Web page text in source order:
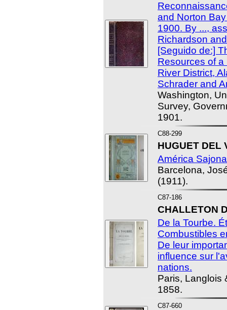
and Norton
1900. By ...,
Richardson
[Seguido de:]
Resources of a
River District,
Schrader and
Washington,
Survey,
1901.
C88-299
HUGUET DEL
América
Barcelona,
(1911).
C87-186
CHALLETON
De la Tourbe.
Combustibles
De leur
influence sur
nations.
Paris, Langlois
1858.
C87-660